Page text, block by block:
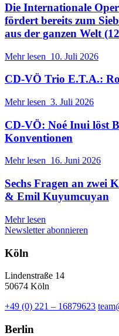
Die Internationale
fördert bereits zum
aus der ganzen Welt
Mehr lesen 10. Juli 2026
CD-VÖ Trio E.T.A.:
Mehr lesen 3. Juli 2026
CD-VÖ: Noé Inui löst
Konventionen
Mehr lesen 16. Juni 2026
Sechs Fragen an zwei
& Emil Kuyumcuyan
Mehr lesen
Newsletter abonnieren
Köln
Lindenstraße 14
50674 Köln
+49 (0) 221 – 16879623
Berlin